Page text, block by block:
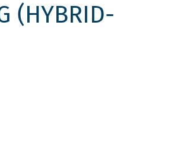
(HYBRID-